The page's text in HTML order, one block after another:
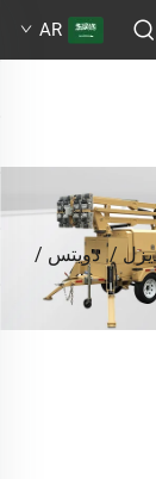
AR
/دويتس /